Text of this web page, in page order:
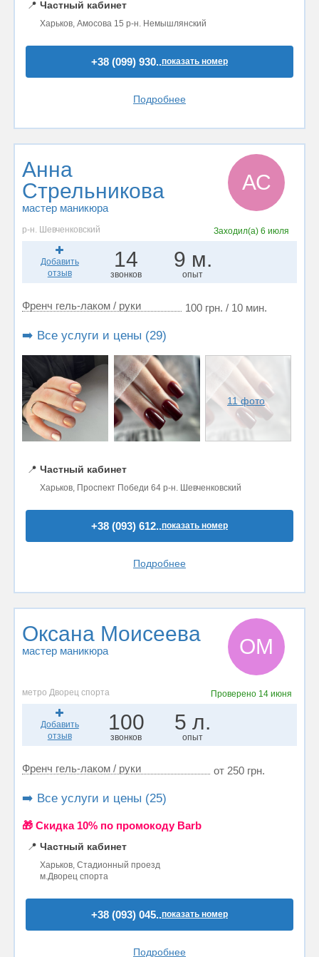
📍 Частный кабинет
Харьков, Амосова 15 р-н. Немышлянский
+38 (099) 930..показать номер
Подробнее
Анна
Стрельникова
мастер маникюра
АС
р-н. Шевченковский Заходил(а) 6 июля
Добавить
отзыв
14
звонков
9 м.
опыт
Френч гель-лаком / руки 100 грн. / 10 мин.
➡️ Все услуги и цены (29)
11 фото
📍 Частный кабинет
Харьков, Проспект Победи 64 р-н. Шевченковский
+38 (093) 612..показать номер
Подробнее
Оксана Моисеева
мастер маникюра ОМ
метро Дворец спорта Проверено 14 июня
Добавить
отзыв
100
звонков
5 л.
опыт
Френч гель-лаком / руки от 250 грн.
➡️ Все услуги и цены (25)
🎁 Cкидка 10% по промокоду Barb
📍 Частный кабинет
Харьков, Стадионный проезд
м.Дворец спорта
+38 (093) 045..показать номер
Подробнее